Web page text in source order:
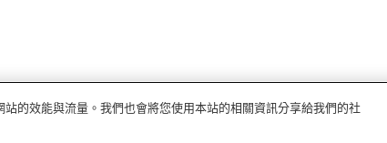
的效能與流量。我們也會將您使用本站的相關資訊分享給我們的社